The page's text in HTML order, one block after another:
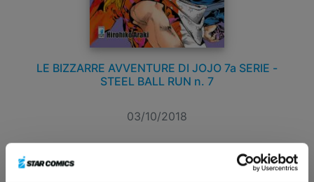
LE BIZZARRE AVVENTURE DI JOJO 7a SERIE -
STEEL BALL RUN n. 7
03/10/2018